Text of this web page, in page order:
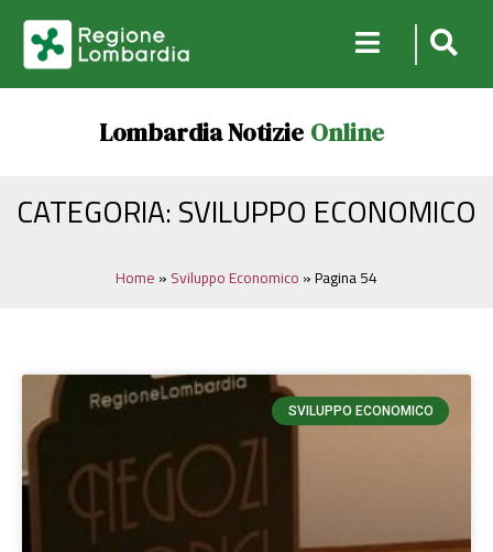
Lombardia Notizie Online
CATEGORIA: SVILUPPO ECONOMICO
Home » Sviluppo Economico » Pagina 54
SVILUPPO ECONOMICO